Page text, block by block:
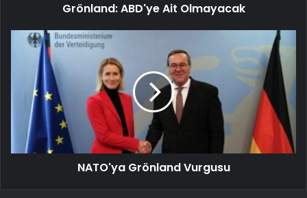
Grönland: ABD'ye Ait Olmayacak
NATO'ya Grönland Vurgusu